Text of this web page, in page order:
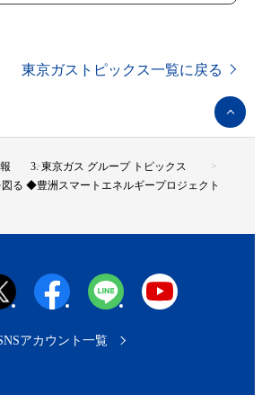
東京ガストピックス一覧に戻る
ペ
ー
ジ
ッ
東京ガス グループ トピックス
る ◆豊洲スマートエネルギープロジェクト
アカウント一覧